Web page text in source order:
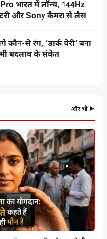
भारत में लॉन्च, 144Hz
और Sony कैमरा से लैस
कौन-से रंग, ‘डार्क चेरी’ बना
भी बदलाव के संकेत
और भी ▶